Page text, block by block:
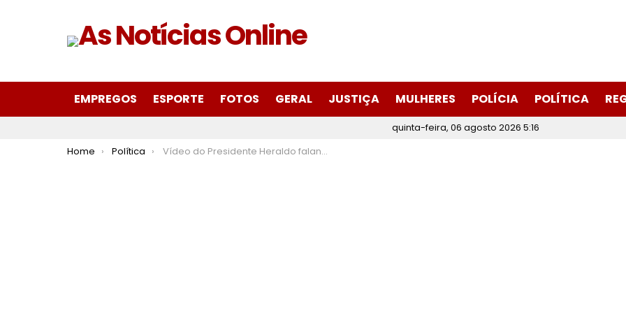
EMPREGOS ESPORTE FOTOS GERAL JUSTIÇA MULHERES POLÍCIA POLÍTICA
quinta-feira, 06 agosto 2026 5:16
You are here:
Home Política Vídeo do Presidente Heraldo falando sobre Plano de Cargos e Salários